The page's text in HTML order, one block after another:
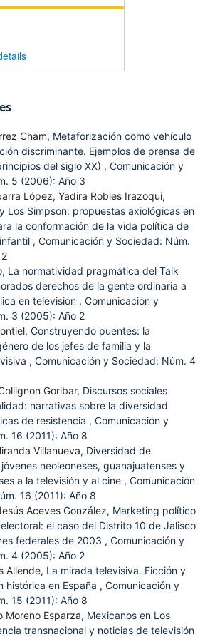
Cham, Metaforización como vehículo
discriminante. Ejemplos de prensa de
del siglo XX) , Comunicación y
5 (2006): Año 3
López, Yadira Robles Irazoqui,
Los Simpson: propuestas axiológicas en
la conformación de la vida política de
, Comunicación y Sociedad: Núm.
La normatividad pragmática del Talk
derechos de la gente ordinaria a
en televisión , Comunicación y
3 (2005): Año 2
Construyendo puentes: la
de los jefes de familia y la
, Comunicación y Sociedad: Núm. 4
Goribar, Discursos sociales
narrativas sobre la diversidad
de resistencia , Comunicación y
16 (2011): Año 8
Villanueva, Diversidad de
neoleoneses, guanajuatenses y
a la televisión y al cine , Comunicación
16 (2011): Año 8
Aceves González, Marketing político
el caso del Distrito 10 de Jalisco
federales de 2003 , Comunicación y
4 (2005): Año 2
Allende, La mirada televisiva. Ficción y
histórica en España , Comunicación y
15 (2011): Año 8
Moreno Esparza, Mexicanos en Los
transnacional y noticias de televisión